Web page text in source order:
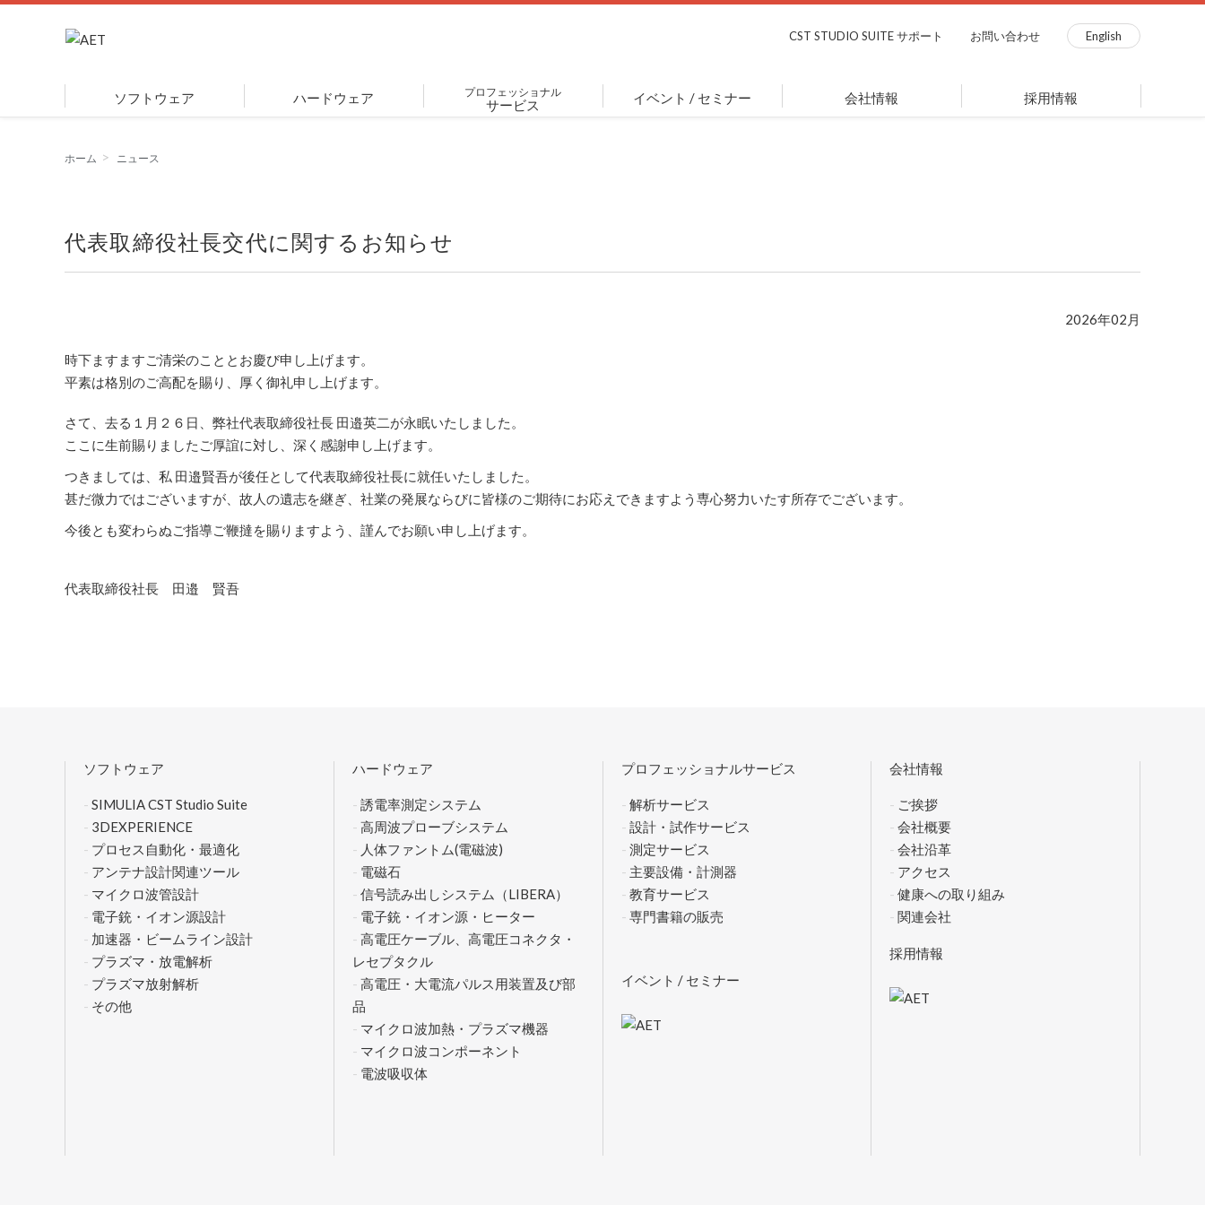
CST STUDIO SUITE サポート お問い合わせ English
ソフトウェア ハードウェア プロフェッショナル
サービス イベント / セミナー 会社情報 採用情報
ホーム ニュース
代表取締役社長交代に関するお知らせ
2026年02月
時下ますますご清栄のこととお慶び申し上げます。
平素は格別のご高配を賜り、厚く御礼申し上げます。
さて、去る１月２６日、弊社代表取締役社長 田邉英二が永眠いたしました。
ここに生前賜りましたご厚誼に対し、深く感謝申し上げます。
つきましては、私 田邉賢吾が後任として代表取締役社長に就任いたしました。
甚だ微力ではございますが、故人の遺志を継ぎ、社業の発展ならびに皆様のご期待にお応えできますよう専心努力いたす所存でございます。
今後とも変わらぬご指導ご鞭撻を賜りますよう、謹んでお願い申し上げます。
代表取締役社長 田邉 賢吾
ソフトウェア
SIMULIA CST Studio Suite
3DEXPERIENCE
プロセス自動化・最適化
アンテナ設計関連ツール
マイクロ波管設計
電子銃・イオン源設計
加速器・ビームライン設計
プラズマ・放電解析
プラズマ放射解析
その他
ハードウェア
誘電率測定システム
高周波プローブシステム
人体ファントム(電磁波)
電磁石
信号読み出しシステム（LIBERA）
電子銃・イオン源・ヒーター
高電圧ケーブル、高電圧コネクタ・
レセプタクル
高電圧・大電流パルス用装置及び部
品
マイクロ波加熱・プラズマ機器
マイクロ波コンポーネント
電波吸収体
プロフェッショナルサービス
解析サービス
設計・試作サービス
測定サービス
主要設備・計測器
教育サービス
専門書籍の販売
イベント / セミナー
会社情報
ご挨拶
会社概要
会社沿革
アクセス
健康への取り組み
関連会社
採用情報